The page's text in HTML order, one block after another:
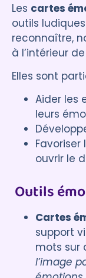
Les cartes
outils
reconnaître,
à l’intérieur
Elles sont
Aider les
leurs
ouvrir le
Outils
Cartes
support
mots sur
l’image